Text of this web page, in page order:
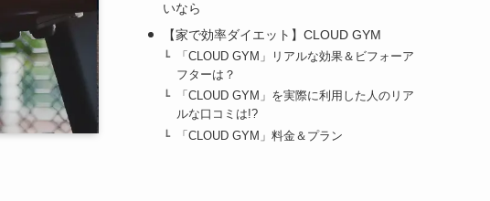
いなら
【家で効率ダイエット】CLOUD GYM
「CLOUD GYM」リアルな効果＆ビフォーア
フターは？
「CLOUD GYM」を実際に利用した人のリア
ルな口コミは!?
「CLOUD GYM」料金＆プラン